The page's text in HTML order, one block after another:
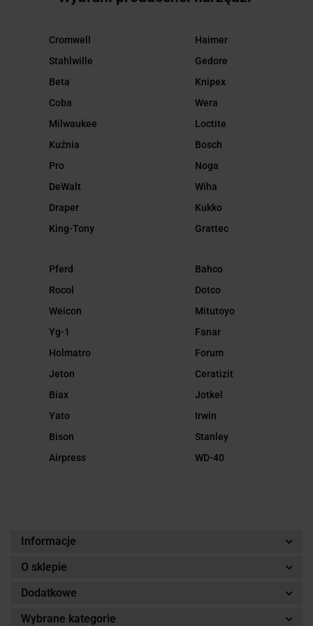
Cromwell
Stahlwille
Beta
Coba
Milwaukee
Kuźnia
Pro
DeWalt
Draper
King-Tony
Haimer
Gedore
Knipex
Wera
Loctite
Bosch
Noga
Wiha
Kukko
Grattec
Pferd
Rocol
Weicon
Yg-1
Holmatro
Jeton
Biax
Yato
Bison
Airpress
Bahco
Dotco
Mitutoyo
Fanar
Forum
Ceratizit
Jotkel
Irwin
Stanley
WD-40
Informacje
O sklepie
Dodatkowe
Wybrane kategorie